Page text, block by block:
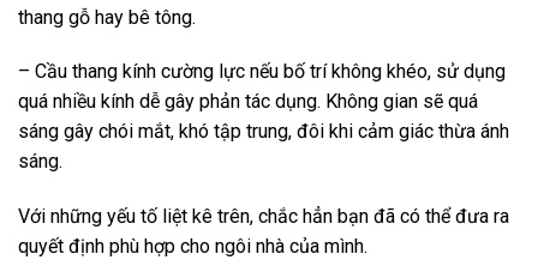
thang gỗ hay bê tông.
– Cầu thang kính cường lực nếu bố trí không khéo, sử dụng
quá nhiều kính dễ gây phản tác dụng. Không gian sẽ quá
sáng gây chói mắt, khó tập trung, đôi khi cảm giác thừa ánh
sáng.
Với những yếu tố liệt kê trên, chắc hẳn bạn đã có thể đưa ra
quyết định phù hợp cho ngôi nhà của mình.